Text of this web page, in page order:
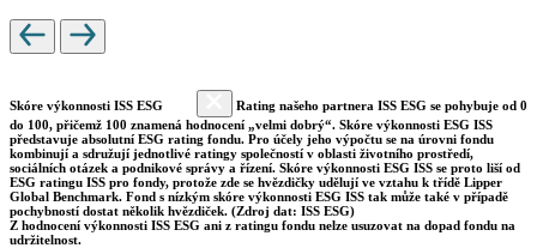
Skóre výkonnosti ISS ESG
Rating našeho partnera ISS ESG se pohybuje od 0
do 100, přičemž 100 znamená hodnocení „velmi dobrý“. Skóre výkonnosti ESG ISS
představuje absolutní ESG rating fondu. Pro účely jeho výpočtu se na úrovni fondu
kombinují a sdružují jednotlivé ratingy společností v oblasti životního prostředí,
sociálních otázek a podnikové správy a řízení. Skóre výkonnosti ESG ISS se proto liší od
ESG ratingu ISS pro fondy, protože zde se hvězdičky udělují ve vztahu k třídě Lipper
Global Benchmark. Fond s nízkým skóre výkonnosti ESG ISS tak může také v případě
pochybností dostat několik hvězdiček. (Zdroj dat: ISS ESG)
Z hodnocení výkonnosti ISS ESG ani z ratingu fondu nelze usuzovat na dopad fondu na
udržitelnost.